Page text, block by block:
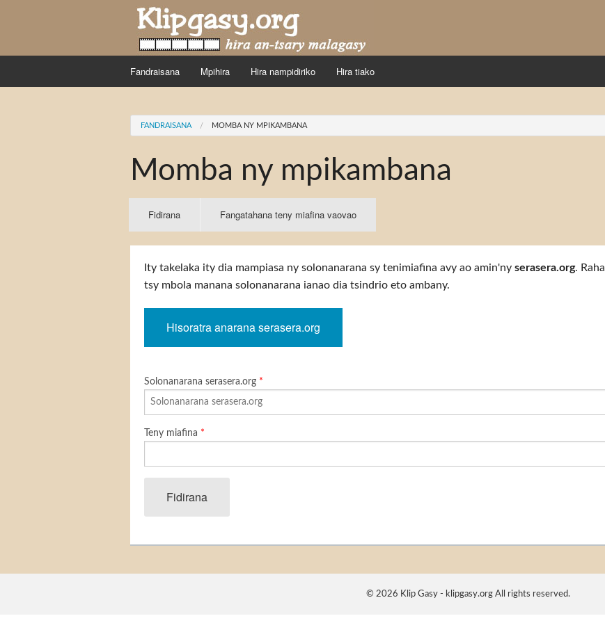
Fandraisana Mpihira Hira nampidiriko Hira tiako
You are here
FANDRAISANA MOMBA NY MPIKAMBANA
Momba ny mpikambana
Primary tabs
Fidirana Fangatahana teny miafina vaovao
Ity takelaka ity dia mampiasa ny solonanarana sy tenimiafina avy ao amin'ny serasera.org. Raha
tsy mbola manana solonanarana ianao dia tsindrio eto ambany.
Hisoratra anarana serasera.org
Solonanarana serasera.org *
Teny miafina *
Fidirana
© 2026 Klip Gasy - klipgasy.org All rights reserved.